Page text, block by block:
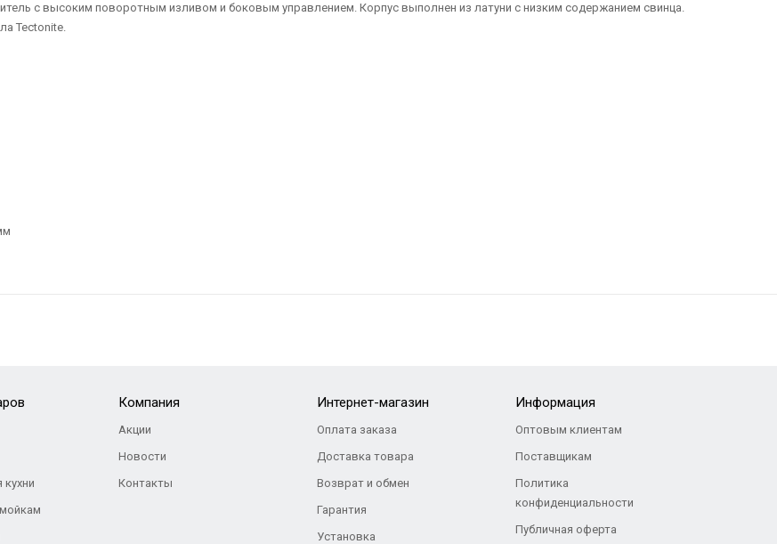
с высоким поворотным изливом и боковым управлением. Корпус выполнен из латуни с низким содержанием свинца.
Tectonite.
Компания
Акции
Новости
Контакты
Интернет-магазин
Оплата заказа
Доставка товара
Возврат и обмен
Гарантия
Установка
Информация
Оптовым клиентам
Поставщикам
Политика
конфиденциальности
Публичная оферта